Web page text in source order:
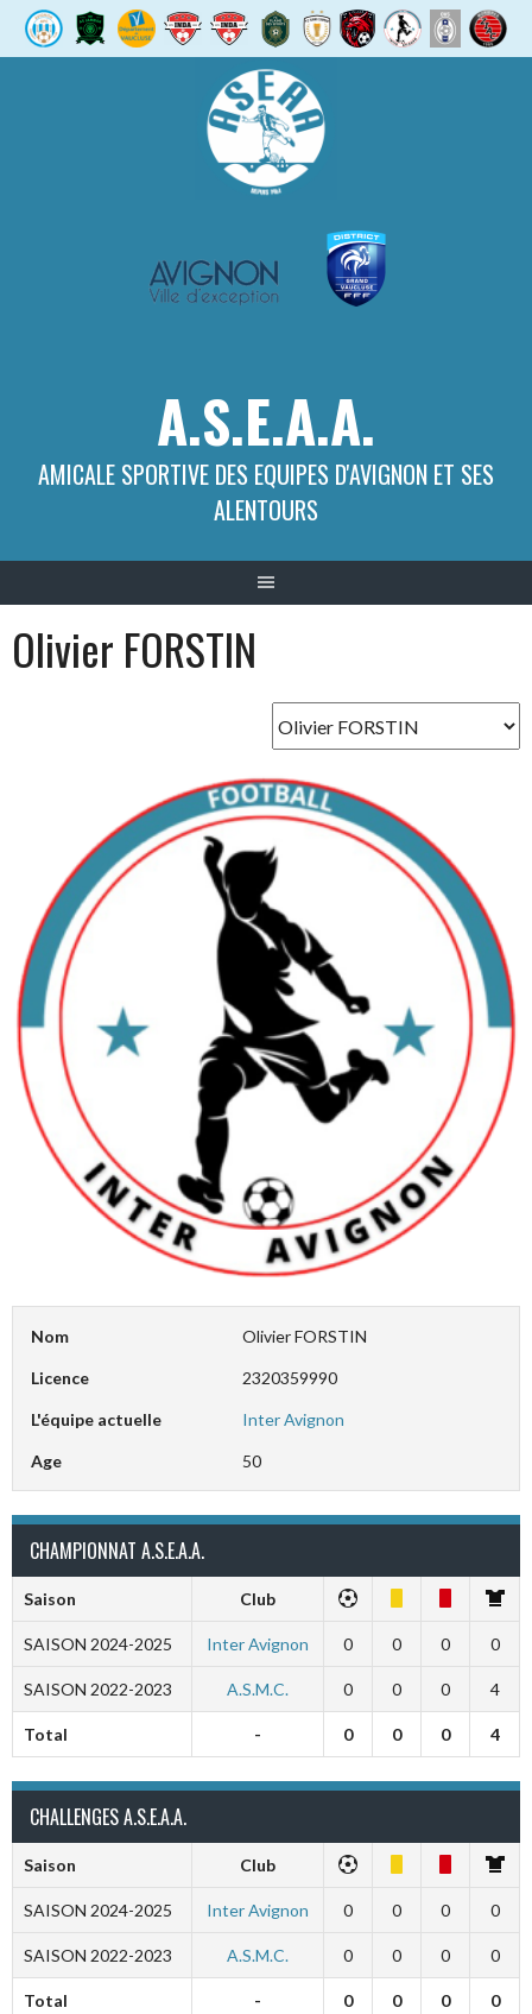
A.S.E.A.A.
AMICALE SPORTIVE DES EQUIPES D'AVIGNON ET SES
ALENTOURS
Olivier FORSTIN
Nom Olivier FORSTIN
Licence 2320359990
L'équipe actuelle Inter Avignon
Age 50
CHAMPIONNAT A.S.E.A.A.
Saison Club
SAISON 2024-2025 Inter Avignon 0 0 0 0
SAISON 2022-2023 A.S.M.C. 0 0 0 4
Total - 0 0 0 4
CHALLENGES A.S.E.A.A.
Saison Club
SAISON 2024-2025 Inter Avignon 0 0 0 0
SAISON 2022-2023 A.S.M.C. 0 0 0 0
Total - 0 0 0 0